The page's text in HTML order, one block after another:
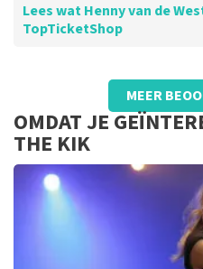
Lees wat Henny van de Westelaken schreef over
TopTicketShop
Beoordeling van Henny van
OPLICHTERS!
Voor 2 kaartjes aan
betaald, terwijl een
kosten Daarbij ook nog
stelletje oplichters!
Reactie van
MEER
OMDAT JE
THE KIK